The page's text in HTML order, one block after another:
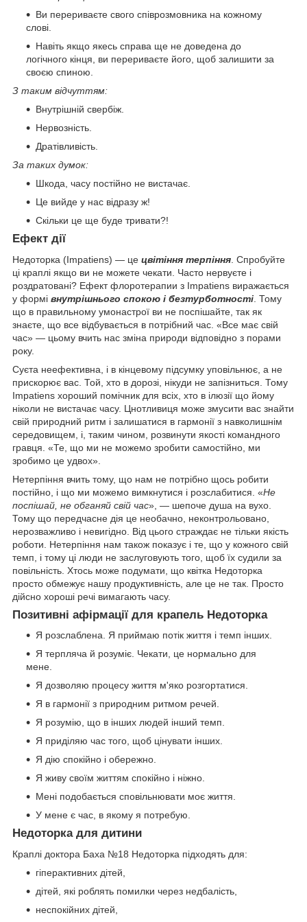
Ви перериваєте свого співрозмовника на кожному
слові.
Навіть якщо якесь справа ще не доведена до
логічного кінця, ви перериваєте його, щоб залишити за
своєю спиною.
З таким відчуттям:
Внутрішній свербіж.
Нервозність.
Дратівливість.
За таких думок:
Шкода, часу постійно не вистачає.
Це вийде у нас відразу ж!
Скільки це ще буде тривати?!
Ефект дії
Недоторка (Impatiens) — це цвітіння терпіння . Спробуйте
ці краплі якщо ви не можете чекати. Часто нервуєте і
роздратовані? Ефект флоротерапии з Impatiens виражається
у формі внутрішнього спокою і безтурботності . Тому
що в правильному умонастрої ви не поспішайте, так як
знаєте, що все відбувається в потрібний час. «Все має свій
час» — цьому вчить нас зміна природи відповідно з порами
року.
Суєта неефективна, і в кінцевому підсумку уповільнює, а не
прискорює вас. Той, хто в дорозі, нікуди не запізниться. Тому
Impatiens хороший помічник для всіх, хто в ілюзії що йому
ніколи не вистачає часу. Цнотливиця може змусити вас знайти
свій природний ритм і залишатися в гармонії з навколишнім
середовищем, і, таким чином, розвинути якості командного
гравця. «Те, що ми не можемо зробити самостійно, ми
зробимо це удвох».
Нетерпіння вчить тому, що нам не потрібно щось робити
постійно, і що ми можемо вимкнутися і розслабитися. «Не
поспішай, не обганяй свій час», — шепоче душа на вухо.
Тому що передчасне дія це необачно, неконтрольовано,
нерозважливо і невигідно. Від цього страждає не тільки якість
роботи. Нетерпіння нам також показує і те, що у кожного свій
темп, і тому ці люди не заслуговують того, щоб їх судили за
повільність. Хтось може подумати, що квітка Недоторка
просто обмежує нашу продуктивність, але це не так. Просто
дійсно хороші речі вимагають часу.
Позитивні афірмації для крапель Недоторка
Я розслаблена. Я приймаю потік життя і темп інших.
Я терпляча й розуміє. Чекати, це нормально для
мене.
Я дозволяю процесу життя м'яко розгортатися.
Я в гармонії з природним ритмом речей.
Я розумію, що в інших людей інший темп.
Я приділяю час того, щоб цінувати інших.
Я дію спокійно і обережно.
Я живу своїм життям спокійно і ніжно.
Мені подобається сповільнювати моє життя.
У мене є час, в якому я потребую.
Недоторка для дитини
Краплі доктора Баха №18 Недоторка підходять для:
гіперактивних дітей,
дітей, які роблять помилки через недбалість,
неспокійних дітей,